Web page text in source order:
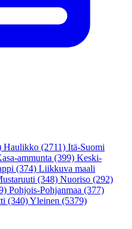
Haulikko (2711) Itä-Suomi
ammunta (399) Keski-
(374) Liikkuva maali
(348) Nuoriso (292)
Pohjois-Pohjanmaa (377)
(340)Yleinen (5379)